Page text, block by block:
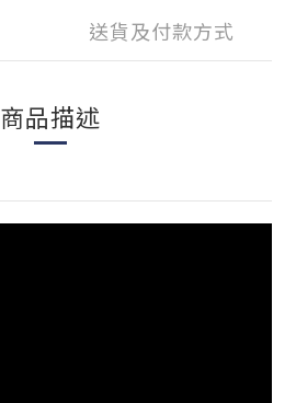
送貨及付款方式
商品描述